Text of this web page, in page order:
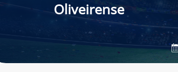
Oliveirense